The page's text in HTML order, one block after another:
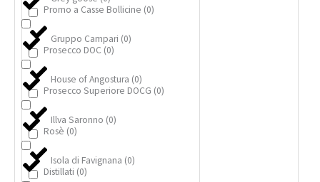
Gruppo Campari (0)
House of Angostura (0)
Illva Saronno (0)
Isola di Favignana (0)
Promo a Casse Bollicine (0)
Prosecco DOC (0)
Prosecco Superiore DOCG (0)
Rosè (0)
Distillati (0)